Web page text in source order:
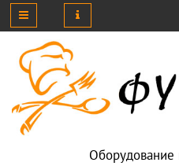
Оборудование